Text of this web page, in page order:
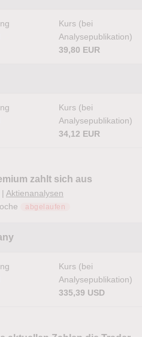
Kurs (bei
Analysepublikation)
39,80 EUR
Kurs (bei
Analysepublikation)
34,12 EUR
zahlt sich aus
Aktienanalysen
abgelaufen
Kurs (bei
Analysepublikation)
335,39 USD